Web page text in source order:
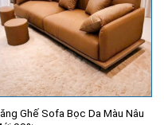
Ghế Sofa Bọc Da Màu Nâu